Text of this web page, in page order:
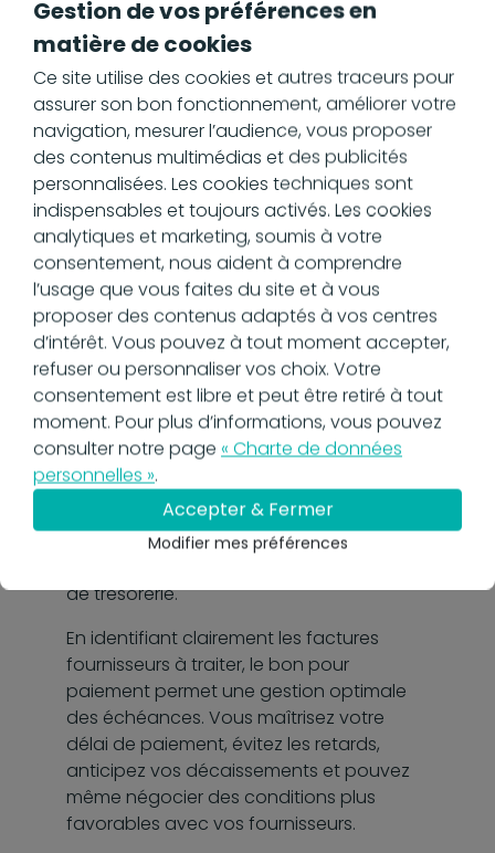
conserver une trace documentée et
incontestable de toutes les transactions,
facilitant les audits et renforçant la
responsabilité financière au sein de
l'entreprise. Cette traçabilité renforce
aussi la confiance des parties prenantes.
Optimisation de la
gestion des flux de
trésorerie
Le bon à payer joue un rôle stratégique
dans la gestion de vos flux de trésorerie.
En identifiant clairement les factures dues
avec un bon à payer en comptabilité,
vous avez une vision précise et
actualisée de vos engagements
financiers. Cette visibilité vous permet de
mieux planifier vos sorties d'argent,
de trésorerie.
En identifiant clairement les factures
fournisseurs à traiter, le bon pour
paiement permet une gestion optimale
des échéances. Vous maîtrisez votre
délai de paiement, évitez les retards,
anticipez vos décaissements et pouvez
même négocier des conditions plus
favorables avec vos fournisseurs.
Gestion de vos préférences en
matière de cookies
Ce site utilise des cookies et autres traceurs pour
assurer son bon fonctionnement, améliorer votre
navigation, mesurer l’audience, vous proposer
des contenus multimédias et des publicités
personnalisées. Les cookies techniques sont
indispensables et toujours activés. Les cookies
analytiques et marketing, soumis à votre
consentement, nous aident à comprendre
l’usage que vous faites du site et à vous
proposer des contenus adaptés à vos centres
d’intérêt. Vous pouvez à tout moment accepter,
refuser ou personnaliser vos choix. Votre
consentement est libre et peut être retiré à tout
moment. Pour plus d’informations, vous pouvez
consulter notre page « Charte de données
personnelles ».
Accepter & Fermer
Modifier mes préférences